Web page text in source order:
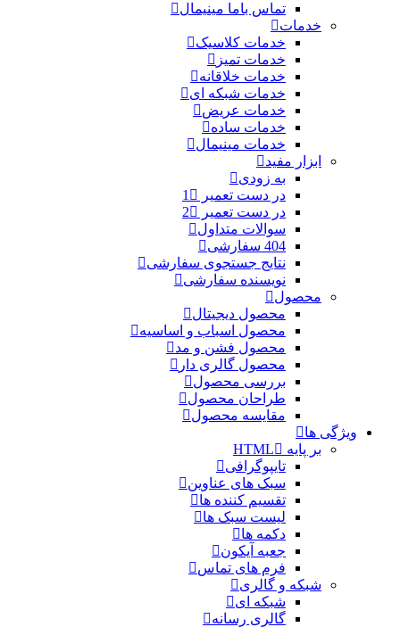
تماس باما مینیمال
خدمات
خدمات کلاسیک
خدمات تمیز
خدمات خلاقانه
خدمات شبکه ای
خدمات عریض
خدمات ساده
خدمات مینیمال
ابزار مفید
به زودی
در دست تعمیر 1
در دست تعمیر 2
سوالات متداول
404 سفارشی
نتایج جستجوی سفارشی
نویسنده سفارشی
محصول
محصول دیجیتال
محصول اسباب و اساسیه
محصول فشن و مد
محصول گالری دار
بررسی محصول
طراحان محصول
مقایسه محصول
ویژگی ها
بر پایه HTML
تایپوگرافی
سبک های عناوین
تقسیم کننده ها
لیست سبک ها
دکمه ها
جعبه آیکون
فرم های تماس
شبکه و گالری
شبکه ای
گالری رسانه